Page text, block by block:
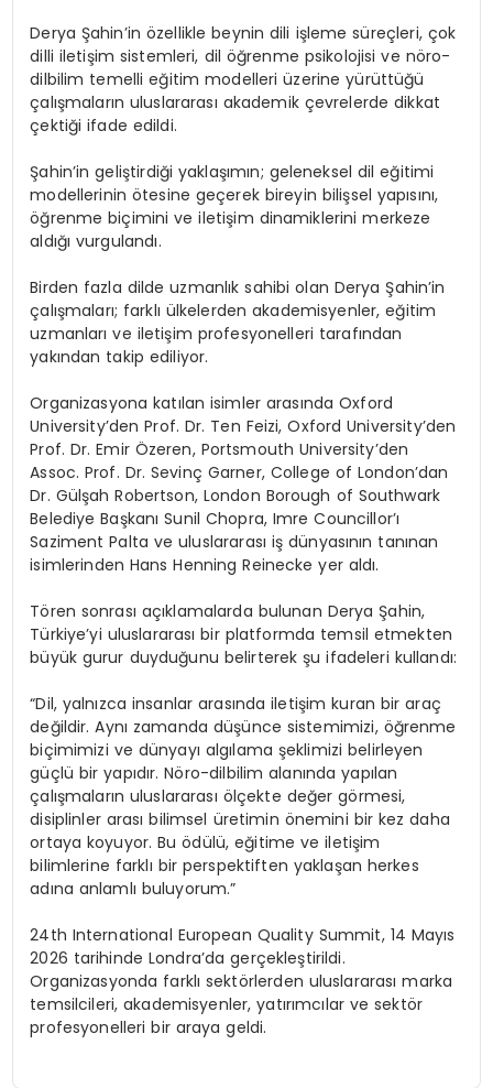
Derya Şahin’in özellikle beynin dili işleme süreçleri, çok
dilli iletişim sistemleri, dil öğrenme psikolojisi ve nöro-
dilbilim temelli eğitim modelleri üzerine yürüttüğü
çalışmaların uluslararası akademik çevrelerde dikkat
çektiği ifade edildi.
Şahin’in geliştirdiği yaklaşımın; geleneksel dil eğitimi
modellerinin ötesine geçerek bireyin bilişsel yapısını,
öğrenme biçimini ve iletişim dinamiklerini merkeze
aldığı vurgulandı.
Birden fazla dilde uzmanlık sahibi olan Derya Şahin’in
çalışmaları; farklı ülkelerden akademisyenler, eğitim
uzmanları ve iletişim profesyonelleri tarafından
yakından takip ediliyor.
Organizasyona katılan isimler arasında Oxford
University’den Prof. Dr. Ten Feizi, Oxford University’den
Prof. Dr. Emir Özeren, Portsmouth University’den
Assoc. Prof. Dr. Sevinç Garner, College of London’dan
Dr. Gülşah Robertson, London Borough of Southwark
Belediye Başkanı Sunil Chopra, Imre Councillor’ı
Saziment Palta ve uluslararası iş dünyasının tanınan
isimlerinden Hans Henning Reinecke yer aldı.
Tören sonrası açıklamalarda bulunan Derya Şahin,
Türkiye’yi uluslararası bir platformda temsil etmekten
büyük gurur duyduğunu belirterek şu ifadeleri kullandı:
“Dil, yalnızca insanlar arasında iletişim kuran bir araç
değildir. Aynı zamanda düşünce sistemimizi, öğrenme
biçimimizi ve dünyayı algılama şeklimizi belirleyen
güçlü bir yapıdır. Nöro-dilbilim alanında yapılan
çalışmaların uluslararası ölçekte değer görmesi,
disiplinler arası bilimsel üretimin önemini bir kez daha
ortaya koyuyor. Bu ödülü, eğitime ve iletişim
bilimlerine farklı bir perspektiften yaklaşan herkes
adına anlamlı buluyorum.”
24th International European Quality Summit, 14 Mayıs
2026 tarihinde Londra’da gerçekleştirildi.
Organizasyonda farklı sektörlerden uluslararası marka
temsilcileri, akademisyenler, yatırımcılar ve sektör
profesyonelleri bir araya geldi.